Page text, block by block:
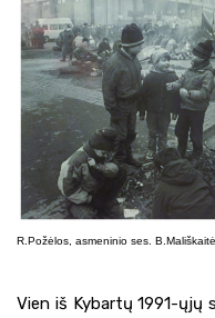
R.Požėlos, asmeninio ses.
Vien iš Kybartų 1991-ųjų